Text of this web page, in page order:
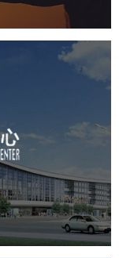
网站设计